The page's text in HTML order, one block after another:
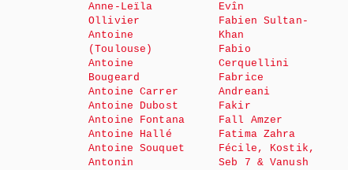
Anne-Leïla
Ollivier
Antoine
(Toulouse)
Antoine
Bougeard
Antoine Carrer
Antoine Dubost
Antoine Fontana
Antoine Hallé
Antoine Souquet
Antonin
Evîn
Fabien Sultan-
Khan
Fabio
Cerquellini
Fabrice
Andreani
Fakir
Fall Amzer
Fatima Zahra
Fécile, Kostik,
Seb 7 & Vanush